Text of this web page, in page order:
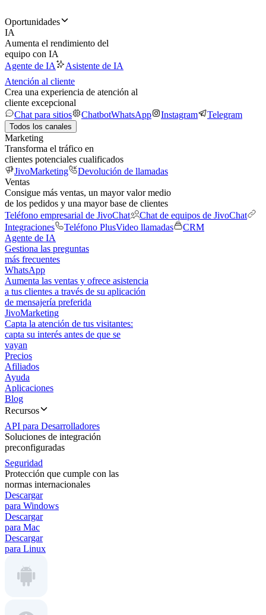
Oportunidades
IA
Aumenta el rendimiento del
equipo con IA
Agente de IA
Asistente de IA
Atención al cliente
Crea una experiencia de atención al
cliente excepcional
Chat para sitios
ChatbotWhatsApp Instagram Telegram
Todos los canales
Marketing
Transforma el tráfico en
clientes potenciales cualificados
JivoMarketing
Devolución de llamadas
Ventas
Consigue más ventas, un mayor valor medio
de los pedidos y una mayor base de clientes
Teléfono empresarial de JivoChat
Chat de equipos de JivoChat
Integraciones
Teléfono PlusVideo llamadas
CRM
Agente de IA
Gestiona las preguntas
más frecuentes
WhatsApp
Aumenta las ventas y ofrece asistencia
a tus clientes a través de su aplicación
de mensajería preferida
JivoMarketing
Capta la atención de tus visitantes:
capta su interés antes de que se
vayan
Precios
Afiliados
Ayuda
Aplicaciones
Blog
Recursos
API para Desarrolladores
Soluciones de integración
preconfiguradas
Seguridad
Protección que cumple con las
normas internacionales
Descargar
para Windows
Descargar
para Mac
Descargar
para Linux